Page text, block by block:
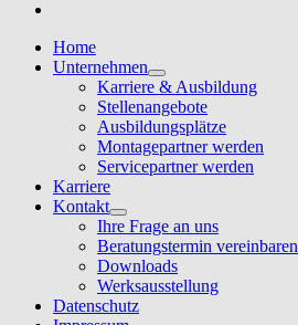
Home
Unternehmen
Karriere & Ausbildung
Stellenangebote
Ausbildungsplätze
Montagepartner werden
Servicepartner werden
Karriere
Kontakt
Ihre Frage an uns
Beratungstermin vereinbaren
Downloads
Werksausstellung
Datenschutz